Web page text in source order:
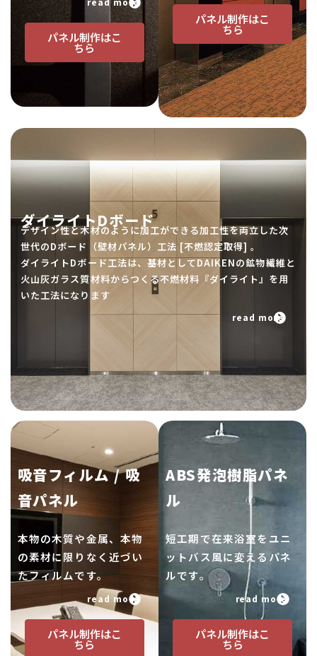
パネル制作はこ
ちら
パネル制作はこ
ちら
ダイライトDボード
デザイン性と木材のように加工ができる加工性を両立した次
世代のDボード（壁材パネル）工法 [不燃認定取得] 。
ダイライトDボード工法は、基材としてDAIKENの鉱物繊維と
火山灰ガラス質材料からつくる不燃材料『ダイライト』を用
いた工法になります
read more
吸音フィルム / 吸
音パネル
本物の木質や金属、本物
の素材に限りなく近づい
たフィルムです。
read more
パネル制作はこ
ちら
ABS発泡樹脂パネ
ル
短工期で在来浴室をユニ
ットバス風に変えるパネ
ルです。
read more
パネル制作はこ
ちら